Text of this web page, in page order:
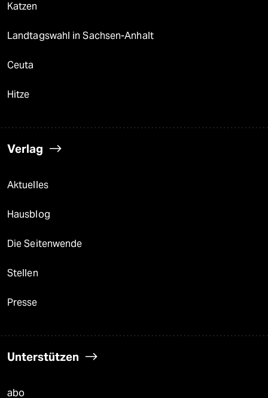
Katzen
Landtagswahl in Sachsen-Anhalt
Ceuta
Hitze
Verlag
Aktuelles
Hausblog
Die Seitenwende
Stellen
Presse
Unterstützen
abo